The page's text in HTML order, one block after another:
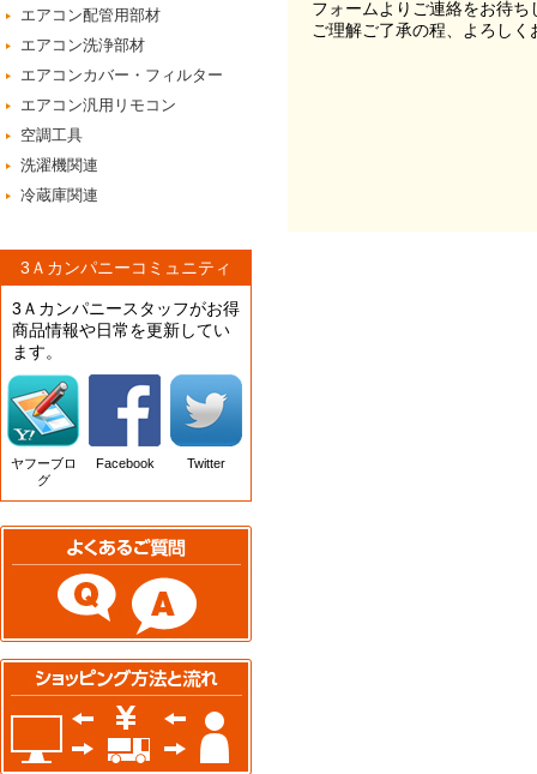
エアコン配管用部材
エアコン洗浄部材
エアコンカバー・フィルター
エアコン汎用リモコン
空調工具
洗濯機関連
冷蔵庫関連
3Ａカンパニーコミュニティ
3Ａカンパニースタッフがお得
商品情報や日常を更新してい
ます。
ヤフーブロ
グ
Facebook Twitter
フォームよりご連絡をお待ち
ご理解ご了承の程、よろし